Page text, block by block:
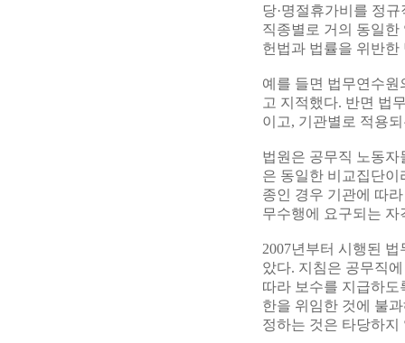
당·명절휴가비를 정
직종별로 거의 동일
헌법과 법률을 위반
예를 들면 법무연수
고 지적했다. 반면 법
이고, 기관별로 적용
법원은 공무직 노동
은 동일한 비교집단
종인 경우 기관에 따
무수행에 요구되는
2007년부터 시행된
았다. 지침은 공무직
따라 보수를 지급하
한을 위임한 것에 불
정하는 것은 타당하지